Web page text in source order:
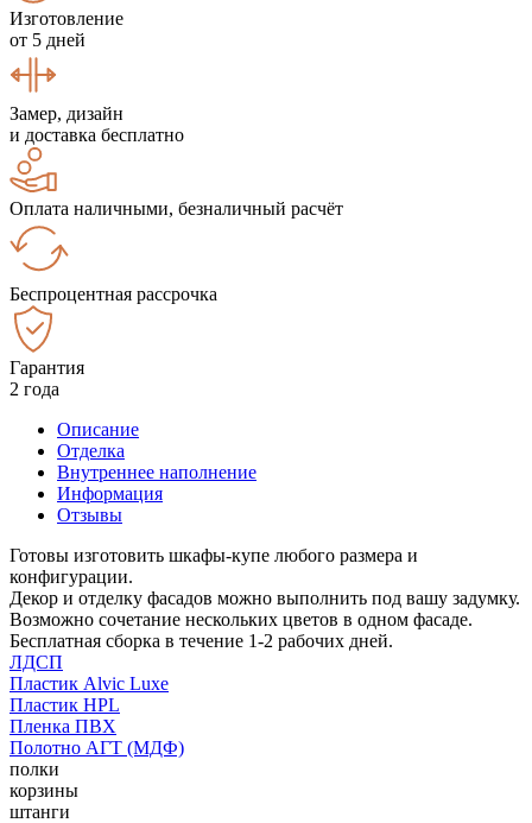
Изготовление
от 5 дней
Замер, дизайн
и доставка бесплатно
Оплата наличными, безналичный расчёт
Беспроцентная рассрочка
Гарантия
2 года
Описание
Отделка
Внутреннее наполнение
Информация
Отзывы
Готовы изготовить шкафы-купе любого размера и
конфигурации.
Декор и отделку фасадов можно выполнить под вашу задумку.
Возможно сочетание нескольких цветов в одном фасаде.
Бесплатная сборка в течение 1-2 рабочих дней.
ЛДСП
Пластик Alvic Luxe
Пластик HPL
Пленка ПВХ
Полотно АГТ (МДФ)
полки
корзины
штанги